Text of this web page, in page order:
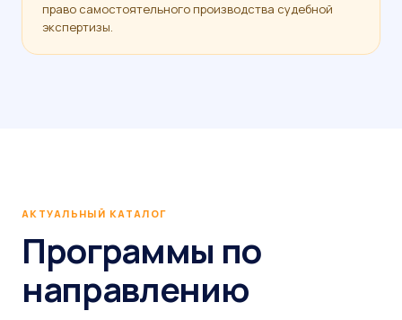
право самостоятельного производства судебной
экспертизы.
АКТУАЛЬНЫЙ КАТАЛОГ
Программы по
направлению